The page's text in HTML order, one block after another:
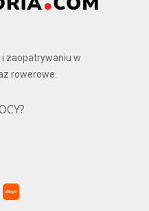
zaopatrywaniu w
rowerowe.